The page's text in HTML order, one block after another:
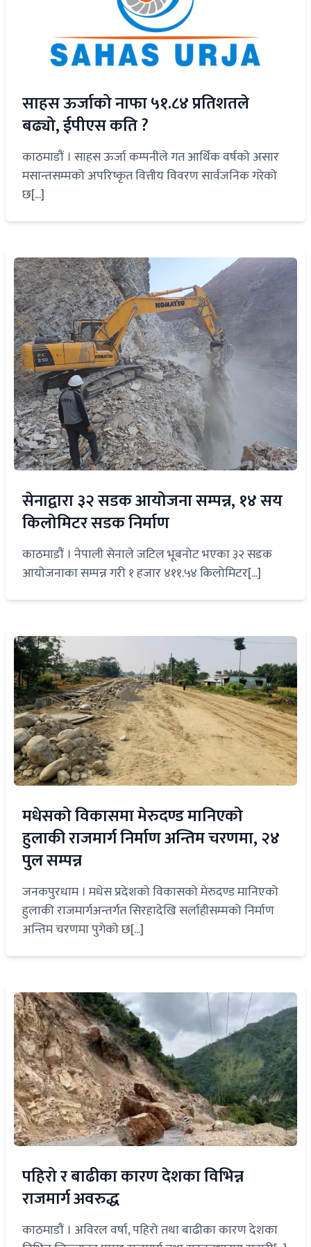
साहस ऊर्जाको नाफा ५१.८४ प्रतिशतले
बढ्यो, ईपीएस कति ?
काठमाडौं । साहस ऊर्जा कम्पनीले गत आर्थिक वर्षको असार
मसान्तसम्मको अपरिष्कृत वित्तीय विवरण सार्वजनिक गरेको
छ[...]
सेनाद्वारा ३२ सडक आयोजना सम्पन्न, १४ सय
किलोमिटर सडक निर्माण
काठमाडौं । नेपाली सेनाले जटिल भूबनोट भएका ३२ सडक
आयोजनाका सम्पन्न गरी १ हजार ४११.५४ किलोमिटर[...]
मधेसको विकासमा मेरुदण्ड मानिएको
हुलाकी राजमार्ग निर्माण अन्तिम चरणमा, २४
पुल सम्पन्न
जनकपुरधाम । मधेस प्रदेशको विकासको मेरुदण्ड मानिएको
हुलाकी राजमार्गअन्तर्गत सिरहादेखि सर्लाहीसम्मको निर्माण
अन्तिम चरणमा पुगेको छ[...]
पहिरो र बाढीका कारण देशका विभिन्न
राजमार्ग अवरुद्ध
काठमाडौं । अविरल वर्षा, पहिरो तथा बाढीका कारण देशका